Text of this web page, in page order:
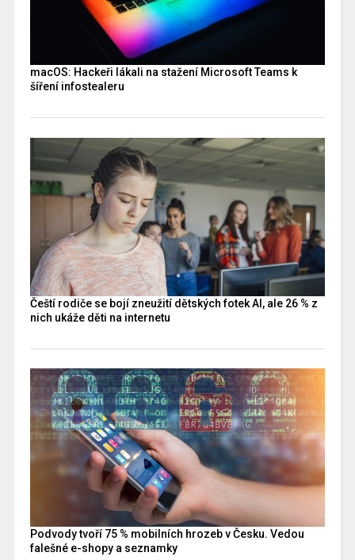
macOS: Hackeři lákali na stažení Microsoft Teams k
šíření infostealeru
Čeští rodiče se bojí zneužití dětských fotek AI, ale 26 % z
nich ukáže děti na internetu
Podvody tvoří 75 % mobilních hrozeb v Česku. Vedou
falešné e-shopy a seznamky